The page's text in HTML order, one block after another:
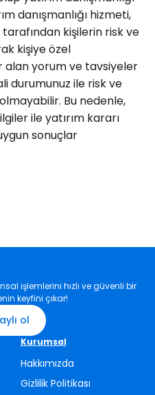
danışmanlığı hizmeti,
kişilerin risk ve
kişiye özel
alan yorum ve tavsiyeler
durumunuz ile risk ve
Bu nedenle,
ile yatırım kararı
sonuçlar
Kurumsal
Hakkımızda
Gizlilik Politikası
işlemlerini hızlı ve güvenli bir
keyfini çıkar!
ol